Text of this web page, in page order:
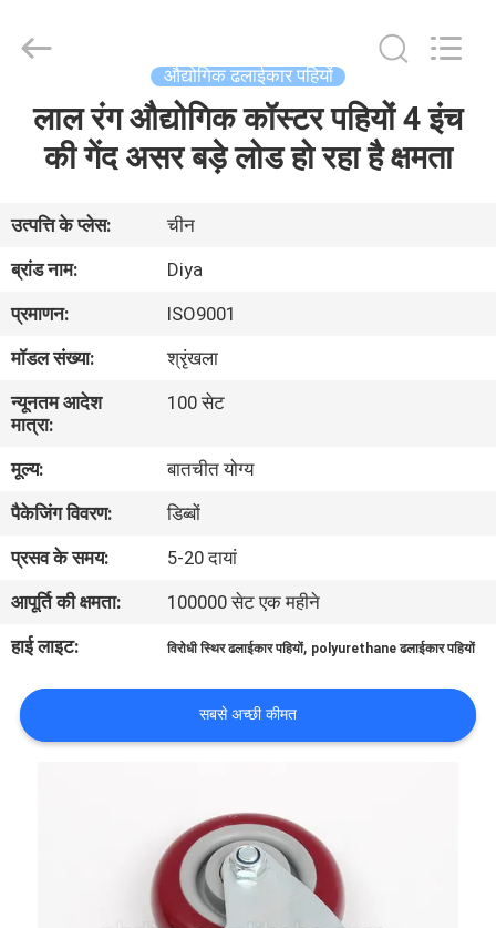
घर
हमारे
बारे
कारखाना
गुणवत्ता
नियंत्रण
संपर्क
समाचार
औद्योगिक ढलाईकार पहियों
लाल रंग औद्योगिक कॉस्टर पहियों 4 इंच
की गेंद असर बड़े लोड हो रहा है क्षमता
उत्पत्ति के प्लेस:
चीन
ब्रांड नाम:
Diya
प्रमाणन:
ISO9001
मॉडल संख्या:
श्रृंखला
न्यूनतम आदेश
मात्रा:
100 सेट
मूल्य:
बातचीत योग्य
पैकेजिंग विवरण:
डिब्बों
प्रसव के समय:
5-20 दायां
आपूर्ति की क्षमता:
100000 सेट एक महीने
हाई लाइट:
विरोधी स्थिर ढलाईकार पहियों, polyurethane ढलाईकार पहियों
सबसे अच्छी कीमत